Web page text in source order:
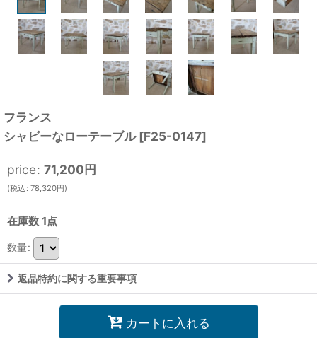
フランス
シャビーなローテーブル [F25-0147]
price: 71,200円
(税込 : 78,320円)
在庫数 1点
数量:
返品特約に関する重要事項
カートに入れる